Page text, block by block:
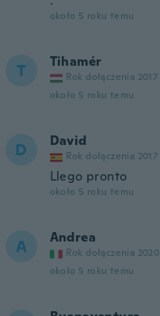
około 5 roku temu
T Tihamér
Rok dołączenia 2017
około 5 roku temu
D David
Rok dołączenia 2017
Llego pronto
około 5 roku temu
A Andrea
Rok dołączenia 2020
około 5 roku temu